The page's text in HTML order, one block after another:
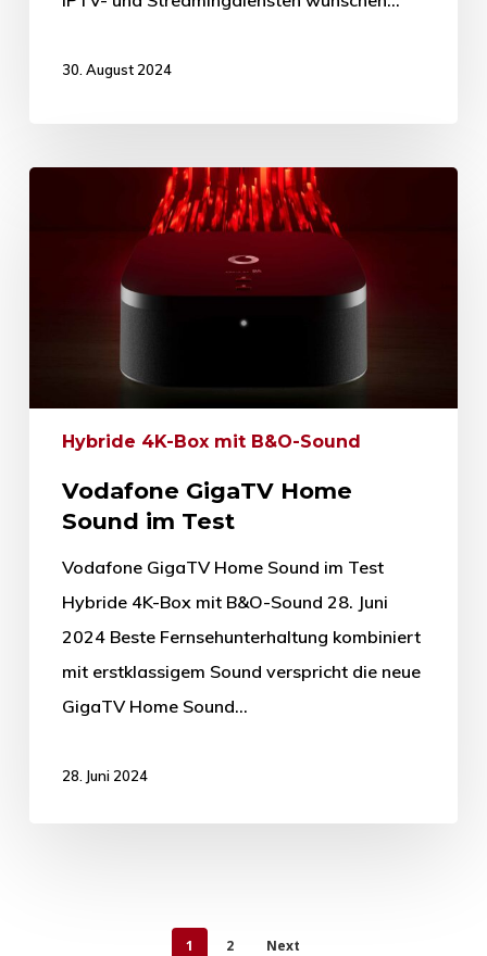
30. August 2024
Hybride 4K-Box mit B&O-Sound
Vodafone GigaTV Home
Sound im Test
Vodafone GigaTV Home Sound im Test
Hybride 4K-Box mit B&O-Sound 28. Juni
2024 Beste Fernsehunterhaltung kombiniert
mit erstklassigem Sound verspricht die neue
GigaTV Home Sound…
28. Juni 2024
1 2 Next